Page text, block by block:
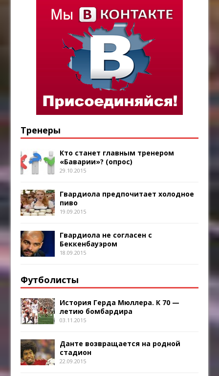
Тренеры
Кто станет главным тренером
«Баварии»? (опрос)
29.10.2015
Гвардиола предпочитает холодное
пиво
19.09.2015
Гвардиола не согласен с
Беккенбауэром
18.09.2015
Футболисты
История Герда Мюллера. К 70 —
летию бомбардира
03.11.2015
Данте возвращается на родной
стадион
22.09.2015